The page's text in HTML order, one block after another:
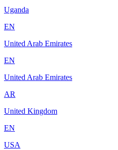
Uganda
EN
United Arab Emirates
EN
United Arab Emirates
AR
United Kingdom
EN
USA